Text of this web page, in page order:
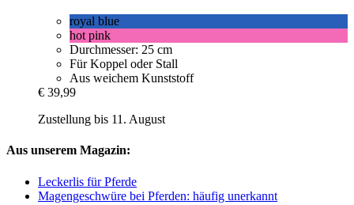
royal blue
hot pink
Durchmesser: 25 cm
Für Koppel oder Stall
Aus weichem Kunststoff
€ 39,99
Zustellung bis 11. August
Aus unserem Magazin:
Leckerlis für Pferde
Magengeschwüre bei Pferden: häufig unerkannt